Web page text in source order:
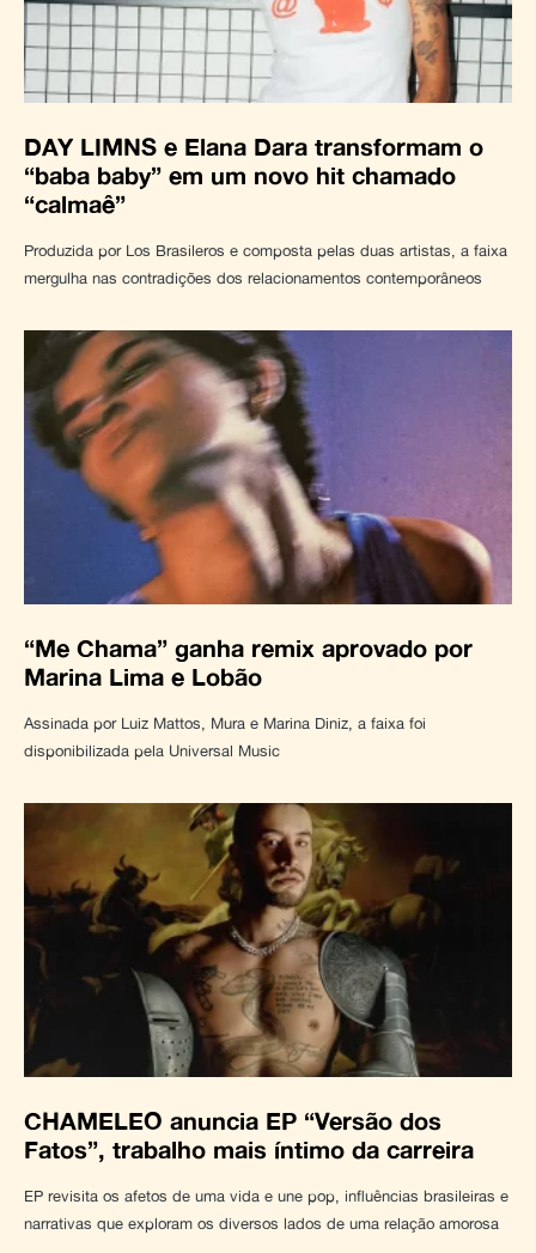
DAY LIMNS e Elana Dara transformam o
“baba baby” em um novo hit chamado
“calmaê”
Produzida por Los Brasileros e composta pelas duas artistas, a faixa
mergulha nas contradições dos relacionamentos contemporâneos
“Me Chama” ganha remix aprovado por
Marina Lima e Lobão
Assinada por Luiz Mattos, Mura e Marina Diniz, a faixa foi
disponibilizada pela Universal Music
CHAMELEO anuncia EP “Versão dos
Fatos”, trabalho mais íntimo da carreira
EP revisita os afetos de uma vida e une pop, influências brasileiras e
narrativas que exploram os diversos lados de uma relação amorosa